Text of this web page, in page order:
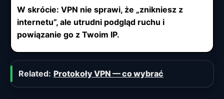
W skrócie: VPN nie sprawi, że „znikniesz z
internetu”, ale utrudni podgląd ruchu i
powiązanie go z Twoim IP.
Related: Protokoły VPN — co wybrać